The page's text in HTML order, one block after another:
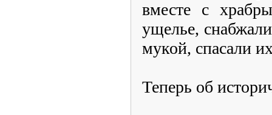
вместе с
ущелье,
мукой, спасали
Теперь об